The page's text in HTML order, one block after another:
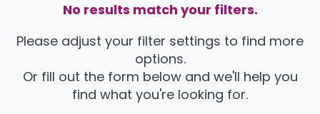
No results match your filters.
Please adjust your filter settings to find more
options.
Or fill out the form below and we'll help you
find what you're looking for.